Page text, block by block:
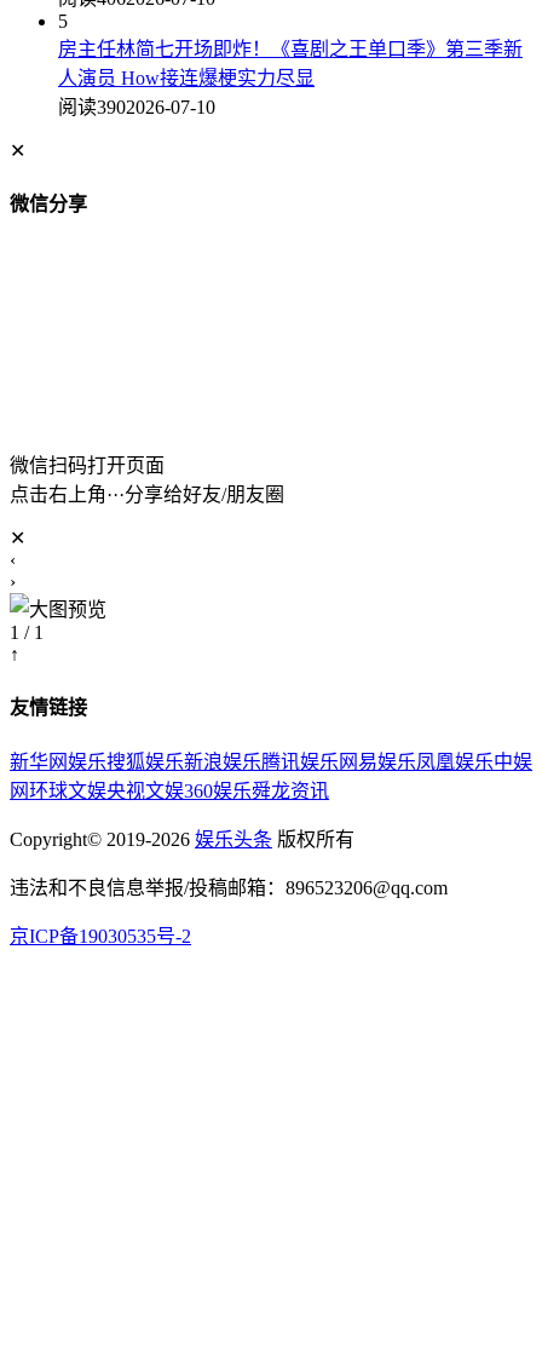
5
房主任林简七开场即炸！《喜剧之王单口季》第三季新
人演员 How接连爆梗实力尽显
阅读3902026-07-10
✕
微信分享
微信扫码打开页面
点击右上角···分享给好友/朋友圈
✕
‹
›
1 / 1
↑
友情链接
新华网娱乐搜狐娱乐新浪娱乐腾讯娱乐 网易娱乐凤凰娱乐中娱
网环球文娱央视文娱360娱乐舜龙资讯
Copyright© 2019-2026 娱乐头条 版权所有
违法和不良信息举报/投稿邮箱：896523206@qq.com
京ICP备19030535号-2